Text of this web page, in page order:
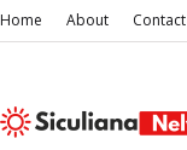
Home About Contact